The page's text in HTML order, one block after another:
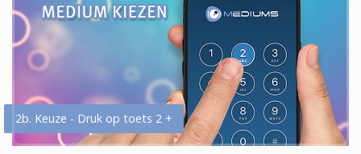
2b. Keuze - Druk op toets 2 +